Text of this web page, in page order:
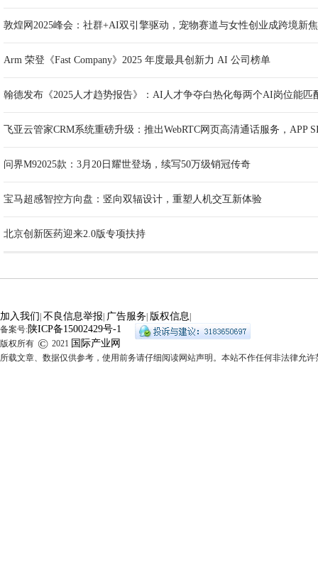
敦煌网2025峰会：社群+AI双引擎驱动，宠物赛道与女性创业成跨境新
Arm 荣登《Fast Company》2025 年度最具创新力 AI 公司榜单
翰德发布《2025人才趋势报告》：AI人才争夺白热化每两个AI岗位能匹
飞亚云管家CRM系统重磅升级：推出WebRTC网页高清通话服务，APP
问界M92025款：3月20日耀世登场，续写50万级销冠传奇
宝马超感智控方向盘：竖向双辐设计，重塑人机交互新体验
北京创新医药迎来2.0版专项扶持
加入我们 不良信息举报 广告服务 版权信息
备案号:陕ICP备15002429号-1
版权所有 © 2021 国际产业网
所载文章、数据仅供参考，使用前务请仔细阅读网站声明。本站不作任何非法律允许